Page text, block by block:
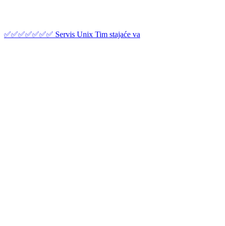
✅✅✅✅✅✅✅ Servis Unix Tim stajaće va